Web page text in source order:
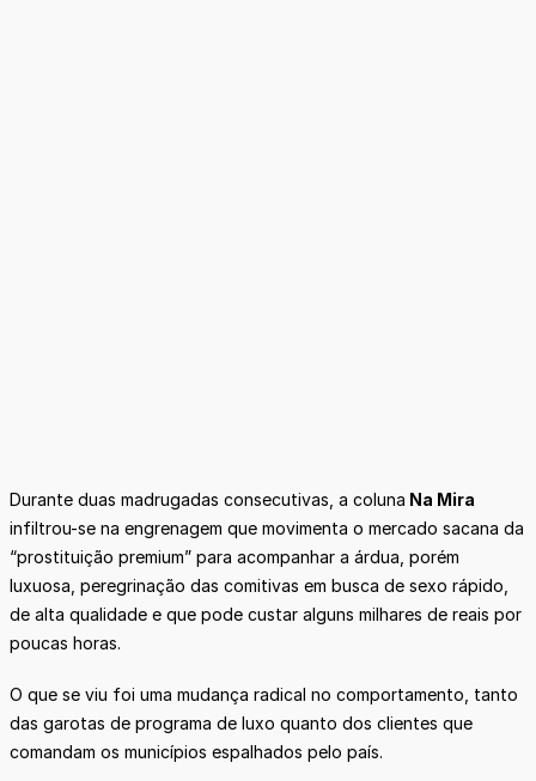
Durante duas madrugadas consecutivas, a coluna Na Mira
infiltrou-se na engrenagem que movimenta o mercado sacana da
“prostituição premium” para acompanhar a árdua, porém
luxuosa, peregrinação das comitivas em busca de sexo rápido,
de alta qualidade e que pode custar alguns milhares de reais por
poucas horas.
O que se viu foi uma mudança radical no comportamento, tanto
das garotas de programa de luxo quanto dos clientes que
comandam os municípios espalhados pelo país.